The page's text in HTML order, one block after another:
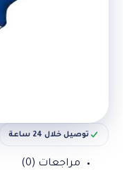
توصيل خلال 24 ساعة
مراجعات (0)